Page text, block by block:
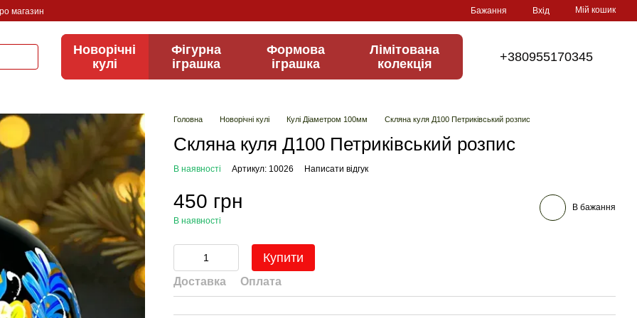
магазин Бажання Вхід Мій кошик
Новорічні
кулі
Фігурна
іграшка
Формова
іграшка
Лімітована
колекція
+380955170345
Головна Новорічні кулі Кулі Діаметром 100мм Скляна куля Д100 Петриківський розпис
Скляна куля Д100 Петриківський розпис
В наявності Артикул: 10026 Написати відгук
450 грн
В наявності
В бажання
Купити
Доставка Оплата